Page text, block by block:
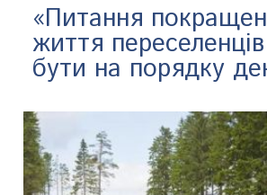
​«Питання
життя
бути на порядку